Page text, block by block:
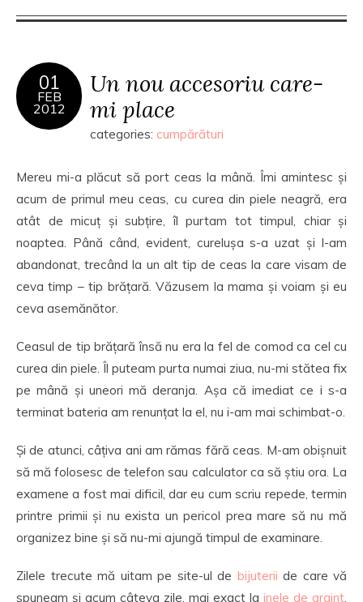
01
FEB
2012
Un nou accesoriu care-
mi place
categories: cumpărături
Mereu mi-a plăcut să port ceas la mână. Îmi amintesc și
acum de primul meu ceas, cu curea din piele neagră, era
atât de micuț și subțire, îl purtam tot timpul, chiar și
noaptea. Până când, evident, curelușa s-a uzat și l-am
abandonat, trecând la un alt tip de ceas la care visam de
ceva timp – tip brățară. Văzusem la mama și voiam și eu
ceva asemănător.
Ceasul de tip brățară însă nu era la fel de comod ca cel cu
curea din piele. Îl puteam purta numai ziua, nu-mi stătea fix
pe mână și uneori mă deranja. Așa că imediat ce i s-a
terminat bateria am renunțat la el, nu i-am mai schimbat-o.
Și de atunci, câțiva ani am rămas fără ceas. M-am obișnuit
să mă folosesc de telefon sau calculator ca să știu ora. La
examene a fost mai dificil, dar eu cum scriu repede, termin
printre primii și nu exista un pericol prea mare să nu mă
organizez bine și să nu-mi ajungă timpul de examinare.
Zilele trecute mă uitam pe site-ul de bijuterii de care vă
spuneam și acum câteva zile, mai exact la inele de argint,